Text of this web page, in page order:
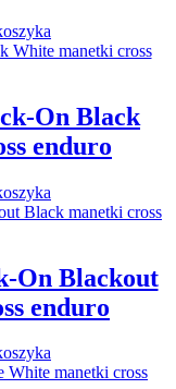
On Black
enduro
On Blackout
enduro